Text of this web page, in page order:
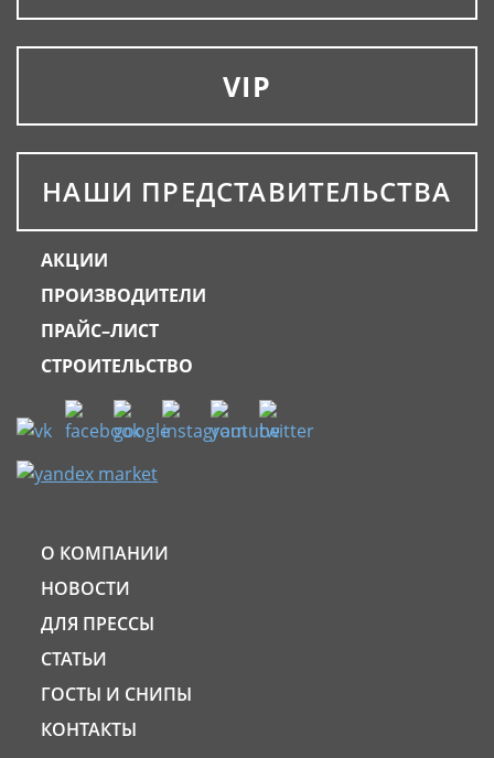
VIP
НАШИ ПРЕДСТАВИТЕЛЬСТВА
АКЦИИ
ПРОИЗВОДИТЕЛИ
ПРАЙС–ЛИСТ
СТРОИТЕЛЬСТВО
О КОМПАНИИ
НОВОСТИ
ДЛЯ ПРЕССЫ
СТАТЬИ
ГОСТЫ И СНИПЫ
КОНТАКТЫ